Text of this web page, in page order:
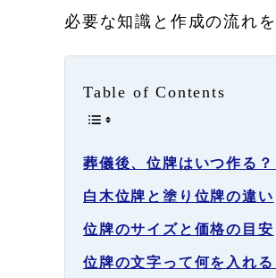
必要な知識と作成の流れ
Table of Contents
葬儀後、位牌はいつ作る
白木位牌と塗り位牌の違い
位牌のサイズと価格の目安
位牌の文字って何を入れる